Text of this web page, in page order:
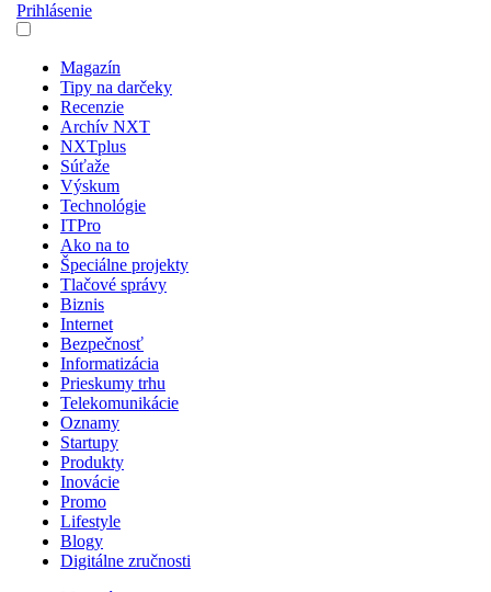
Prihlásenie
Magazín
Tipy na darčeky
Recenzie
Archív NXT
NXTplus
Súťaže
Výskum
Technológie
ITPro
Ako na to
Špeciálne projekty
Tlačové správy
Biznis
Internet
Bezpečnosť
Informatizácia
Prieskumy trhu
Telekomunikácie
Oznamy
Startupy
Produkty
Inovácie
Promo
Lifestyle
Blogy
Digitálne zručnosti